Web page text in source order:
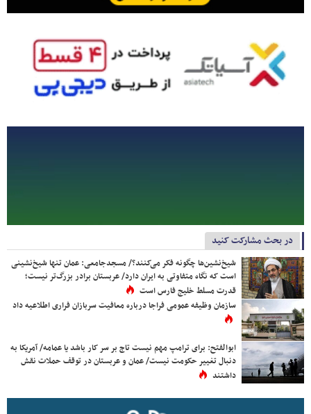
در بحث مشارکت کنید
شیخ‌نشین‌ها چگونه فکر می‌کنند؟/ مسجدجامعی: عمان تنها شیخ‌نشینی
است که نگاه متفاوتی به ایران دارد/ عربستان برادر بزرگ‌تر نیست؛
قدرت مسلط خلیج فارس است
سازمان وظیفه عمومی فراجا درباره معافیت سربازان فراری اطلاعیه داد
ابوالفتح: برای ترامپ مهم نیست تاج بر سر کار باشد یا عمامه/ آمریکا به
دنبال تغییر حکومت نیست/ عمان و عربستان در توقف حملات نقش
داشتند